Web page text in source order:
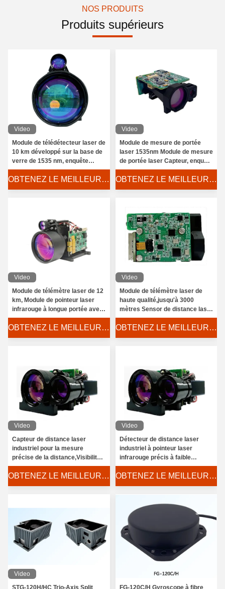
NOS PRODUITS
Produits supérieurs
Video
Module de télédétecteur laser de
10 km développé sur la base de
verre de 1535 nm, enquête
électronique, module de
télédétecteur laser de haute
OBTENEZ LE MEILLEUR PRIX
Video
Module de mesure de portée
laser 1535nm Module de mesure
de portée laser Capteur, enquête
électronique
OBTENEZ LE MEILLEUR PRIX
Video
Module de télémètre laser de 12
km, Module de pointeur laser
infrarouge à longue portée avec
une grande précision et une
faible consommation d'énergie OBTENEZ LE MEILLEUR PRIX
Video
Module de télémètre laser de
haute qualité,jusqu'à 3000
mètres Sensor de distance laser
sans danger pour les yeux
réglable fréquence 1-10 Hz
OBTENEZ LE MEILLEUR PRIX
Video
Capteur de distance laser
industriel pour la mesure
précise de la distance,Visibilité
dans des conditions de visibilité
d'au moins 8 km,réflectance
OBTENEZ LE MEILLEUR PRIX
Video
Détecteur de distance laser
industriel à pointeur laser
infrarouge précis à faible
consommation d'énergie
OBTENEZ LE MEILLEUR PRIX
Video
STG-120H/HC Trio-Axis Split
FG-120C/H Gyroscope à fibre